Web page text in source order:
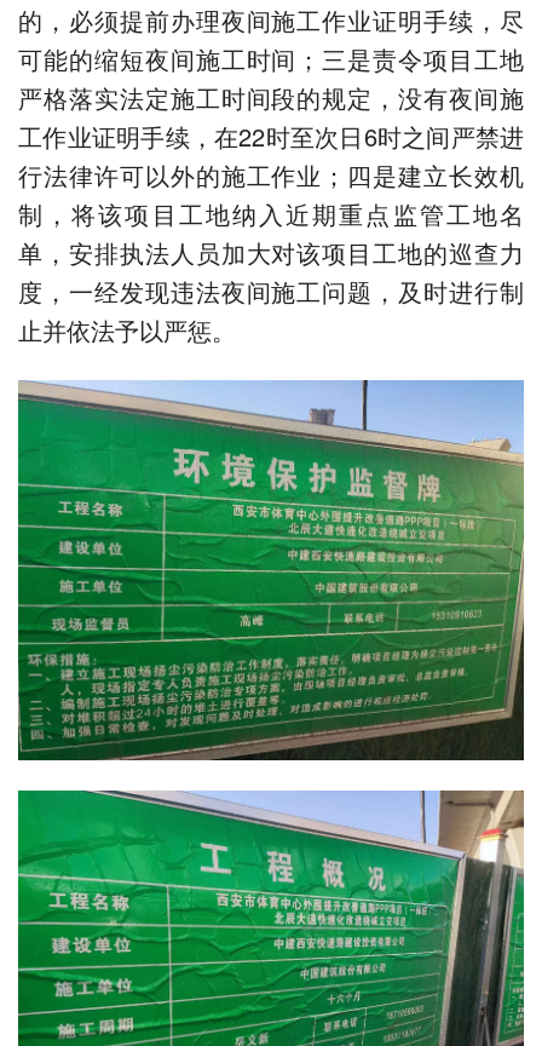
的，必须提前办理夜间施工作业证明手续，尽
可能的缩短夜间施工时间；三是责令项目工地
严格落实法定施工时间段的规定，没有夜间施
工作业证明手续，在22时至次日6时之间严禁进
行法律许可以外的施工作业；四是建立长效机
制，将该项目工地纳入近期重点监管工地名
单，安排执法人员加大对该项目工地的巡查力
度，一经发现违法夜间施工问题，及时进行制
止并依法予以严惩。